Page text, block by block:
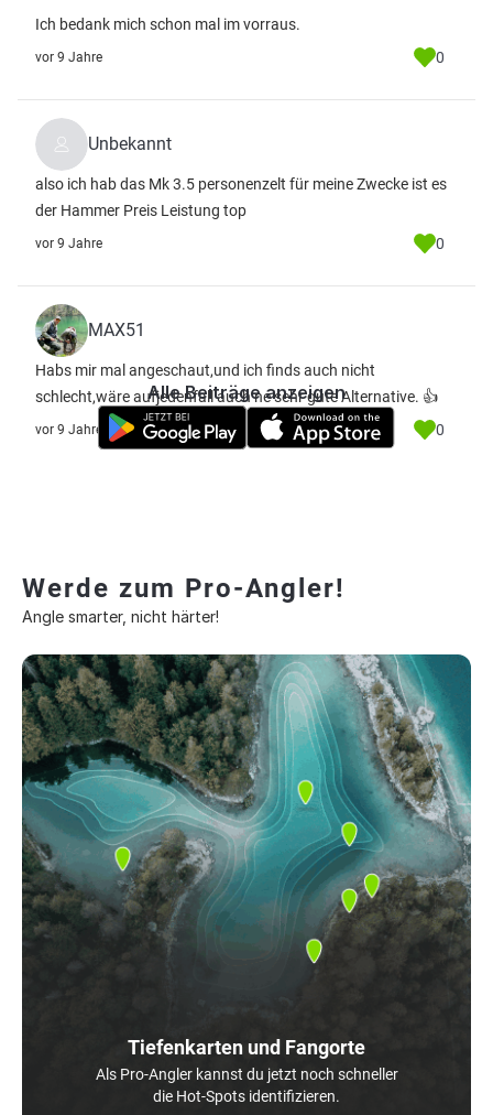
Ich bedank mich schon mal im vorraus.
vor 9 Jahre 0
Unbekannt
also ich hab das Mk 3.5 personenzelt für meine Zwecke ist es
der Hammer Preis Leistung top
vor 9 Jahre 0
MAX51
Habs mir mal angeschaut,und ich finds auch nicht
schlecht,wäre aufjedenfall auch ne sehr gute Alternative. 👍
vor 9 Jahre 0
Alle Beiträge anzeigen
Werde zum Pro-Angler!
Angle smarter, nicht härter!
Tiefenkarten und Fangorte
Als Pro-Angler kannst du jetzt noch schneller
die Hot-Spots identifizieren.